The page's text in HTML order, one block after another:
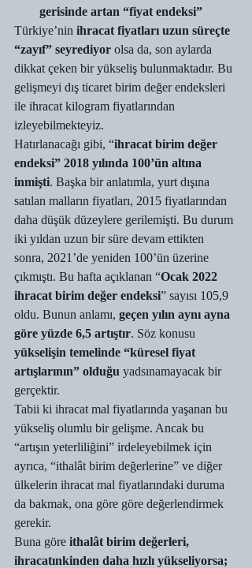
gerisinde artan “fiyat endeksi”
Türkiye’nin ihracat fiyatları uzun süreçte
“zayıf” seyrediyor olsa da, son aylarda
dikkat çeken bir yükseliş bulunmaktadır. Bu
gelişmeyi dış ticaret birim değer endeksleri
ile ihracat kilogram fiyatlarından
izleyebilmekteyiz.
Hatırlanacağı gibi, “ihracat birim değer
endeksi” 2018 yılında 100’ün altına
inmişti. Başka bir anlatımla, yurt dışına
satılan malların fiyatları, 2015 fiyatlarından
daha düşük düzeylere gerilemişti. Bu durum
iki yıldan uzun bir süre devam ettikten
sonra, 2021’de yeniden 100’ün üzerine
çıkmıştı. Bu hafta açıklanan “Ocak 2022
ihracat birim değer endeksi” sayısı 105,9
oldu. Bunun anlamı, geçen yılın aynı ayna
göre yüzde 6,5 artıştır. Söz konusu
yükselişin temelinde “küresel fiyat
artışlarının” olduğu yadsınamayacak bir
gerçektir.
Tabii ki ihracat mal fiyatlarında yaşanan bu
yükseliş olumlu bir gelişme. Ancak bu
“artışın yeterliliğini” irdeleyebilmek için
ayrıca, “ithalât birim değerlerine” ve diğer
ülkelerin ihracat mal fiyatlarındaki duruma
da bakmak, ona göre göre değerlendirmek
gerekir.
Buna göre ithalât birim değerleri,
ihracatınkinden daha hızlı yükseliyorsa;